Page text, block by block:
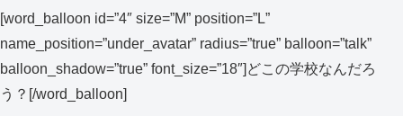
[word_balloon id=”4″ size=”M” position=”L”
name_position=”under_avatar” radius=”true” balloon=”talk”
balloon_shadow=”true” font_size=”18″]どこの学校なんだろ
う？[/word_balloon]